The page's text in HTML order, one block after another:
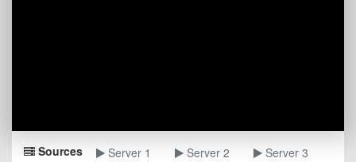
Sources Server 1 Server 2 Server 3